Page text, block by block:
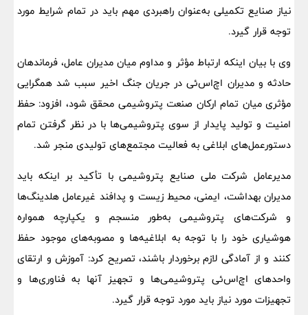
نیاز صنایع تکمیلی به‌عنوان راهبردی مهم باید در تمام شرایط مورد
توجه قرار گیرد.
وی با بیان اینکه ارتباط مؤثر و مداوم میان مدیران عامل، فرماندهان
حادثه و مدیران اچ‌اس‌ئی در جریان جنگ اخیر سبب شد همگرایی
مؤثری میان تمام ارکان صنعت پتروشیمی محقق شود، افزود: حفظ
امنیت و تولید پایدار از سوی پتروشیمی‌ها با در نظر گرفتن تمام
دستورعمل‌های ابلاغی به فعالیت مجتمع‌های تولیدی منجر شد.
مدیرعامل شرکت ملی صنایع پتروشیمی با تأکید بر اینکه باید
مدیران بهداشت، ایمنی، محیط زیست و پدافند غیرعامل هلدینگ‌ها
و شرکت‌های پتروشیمی به‌طور منسجم و یکپارچه همواره
هوشیاری خود را با توجه به ابلاغیه‌ها و مصوبه‌های موجود حفظ
کنند و از آمادگی لازم برخوردار باشند، تصریح کرد: آموزش و ارتقای
واحدهای اچ‌اس‌ئی پتروشیمی‌ها و تجهیز آنها به فناوری‌ها و
تجهیزات مورد نیاز باید مورد توجه قرار گیرد.